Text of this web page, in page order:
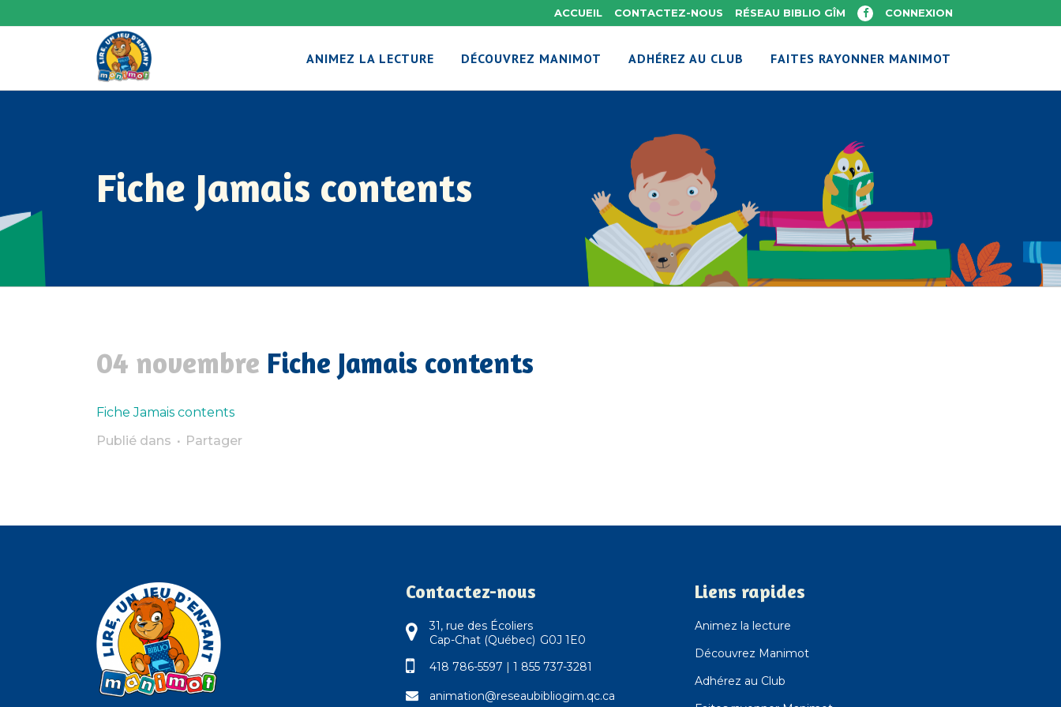
ACCUEIL CONTACTEZ-NOUS RÉSEAU BIBLIO GÎM CONNEXION
ANIMEZ LA LECTURE DÉCOUVREZ MANIMOT ADHÉREZ AU CLUB FAITES RAYONNER MANIMOT
Fiche Jamais contents
04 novembre Fiche Jamais contents
Fiche Jamais contents
Publié dans
Partager
Contactez-nous
31, rue des Écoliers
Cap-Chat (Québec) G0J 1E0
418 786-5597 | 1 855 737-3281
animation@reseaubibliogim.qc.ca
Liens rapides
Animez la lecture
Découvrez Manimot
Adhérez au Club